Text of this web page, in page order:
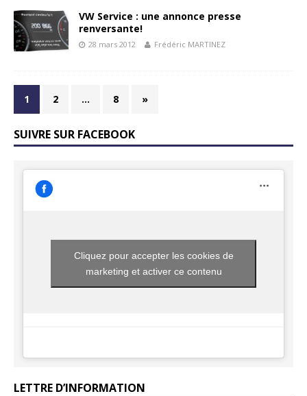
VW Service : une annonce presse
renversante!
28 mars 2012 Frédéric MARTINEZ
1 2 … 8 »
SUIVRE SUR FACEBOOK
Cliquez pour accepter les cookies de
marketing et activer ce contenu
LETTRE D’INFORMATION